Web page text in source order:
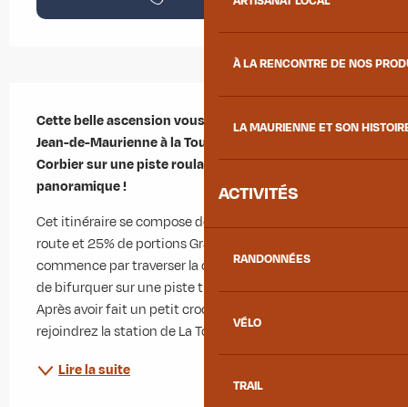
À LA RENCONTRE DE NOS
LA MAURIENNE ET SON
ACTIVITÉS
RANDONNÉES
VÉLO
TRAIL
Cette belle ascension vous permettra de relier Saint-
Jean-de-Maurienne à la Toussuire en passant par le
Corbier sur une piste roulante, sauvage, entrelacée et
panoramique !
Cet itinéraire se compose de 71% de passages sur
route et 25% de portions Gravel. Le parcours
commence par traverser la combe des Moulins avant
de bifurquer sur une piste très roulante et sauvage.
Après avoir fait un petit crochet par Le Corbier vous
rejoindrez la station de La Toussuire par des...
Lire la suite